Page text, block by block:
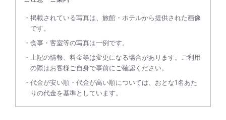
掲載されている写真は、旅館・ホテルから提供された画像
です。
食事・客室等の写真は一例です。
上記の情報、料金等は変更になる場合があります。ご利用
の際はお客様ご自身で事前にご確認ください。
代金が安い順・代金が高い順については、おとな1名あた
りの代金を基準としています。